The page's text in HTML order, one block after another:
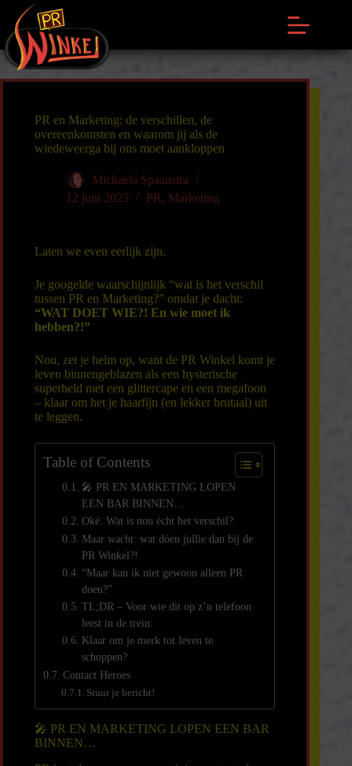
naar
de
inhoud
PR en Marketing: de verschillen, de
overeenkomsten en waarom jij als de
wiedeweerga bij ons moet aankloppen
Michaela Spaanstra
12 juni 2025
PR, Marketing
Laten we even eerlijk zijn.
Je googelde waarschijnlijk “wat is het verschil
tussen PR en Marketing?” omdat je dacht:
“WAT DOET WIE?! En wie moet ik
hebben?!”
Nou, zet je helm op, want de PR Winkel komt je
leven binnengeblazen als een hysterische
superheld met een glittercape en een megafoon
– klaar om het je haarfijn (en lekker brutaal) uit
te leggen.
Table of Contents
🎤 PR EN MARKETING LOPEN
EEN BAR BINNEN…
Oké. Wat is nou écht het verschil?
Maar wacht: wat dóen jullie dan bij de
PR Winkel?!
“Maar kan ik niet gewoon alleen PR
doen?”
TL;DR – Voor wie dit op z’n telefoon
leest in de trein:
Klaar om je merk tot leven te
schoppen?
Contact Heroes
Stuur je bericht!
🎤 PR EN MARKETING LOPEN EEN BAR
BINNEN…